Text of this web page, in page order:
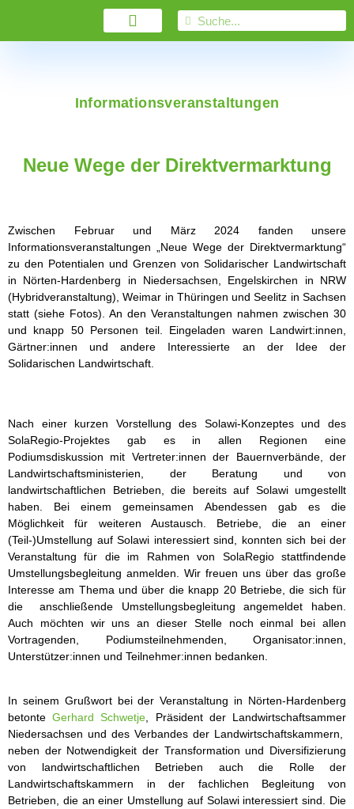
Informationsveranstaltungen
Neue Wege der Direktvermarktung
Zwischen Februar und März 2024 fanden unsere
Informationsveranstaltungen „Neue Wege der Direktvermarktung“
zu den Potentialen und Grenzen von Solidarischer Landwirtschaft
in Nörten-Hardenberg in Niedersachsen, Engelskirchen in NRW
(Hybridveranstaltung), Weimar in Thüringen und Seelitz in Sachsen
statt (siehe Fotos). An den Veranstaltungen nahmen zwischen 30
und knapp 50 Personen teil. Eingeladen waren Landwirt:innen,
Gärtner:innen und andere Interessierte an der Idee der
Solidarischen Landwirtschaft.
Nach einer kurzen Vorstellung des Solawi-Konzeptes und des
SolaRegio-Projektes gab es in allen Regionen eine
Podiumsdiskussion mit Vertreter:innen der Bauernverbände, der
Landwirtschaftsministerien, der Beratung und von
landwirtschaftlichen Betrieben, die bereits auf Solawi umgestellt
haben. Bei einem gemeinsamen Abendessen gab es die
Möglichkeit für weiteren Austausch. Betriebe, die an einer
(Teil-)Umstellung auf Solawi interessiert sind, konnten sich bei der
Veranstaltung für die im Rahmen von SolaRegio stattfindende
Umstellungsbegleitung anmelden. Wir freuen uns über das große
Interesse am Thema und über die knapp 20 Betriebe, die sich für
die anschließende Umstellungsbegleitung angemeldet haben.
Auch möchten wir uns an dieser Stelle noch einmal bei allen
Vortragenden, Podiumsteilnehmenden, Organisator:innen,
Unterstützer:innen und Teilnehmer:innen bedanken.
In seinem Grußwort bei der Veranstaltung in Nörten-Hardenberg
betonteGerhard Schwetje , Präsident der Landwirtschaftsammer
Niedersachsen und des Verbandes der Landwirtschaftskammern,
neben der Notwendigkeit der Transformation und Diversifizierung
von landwirtschaftlichen Betrieben auch die Rolle der
Landwirtschaftskammern in der fachlichen Begleitung von
Betrieben, die an einer Umstellung auf Solawi interessiert sind. Die